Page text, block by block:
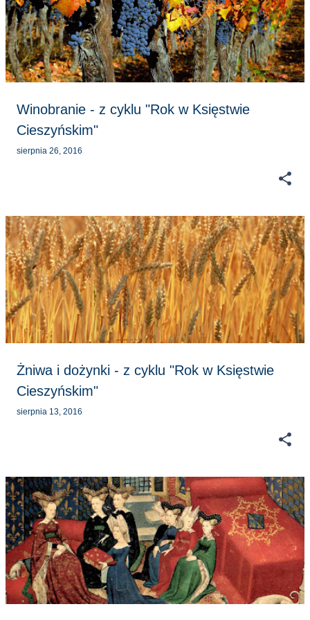
s
y
Winobranie - z cyklu "Rok w Księstwie
Cieszyńskim"
sierpnia 26, 2016
Żniwa i dożynki - z cyklu "Rok w Księstwie
Cieszyńskim"
sierpnia 13, 2016